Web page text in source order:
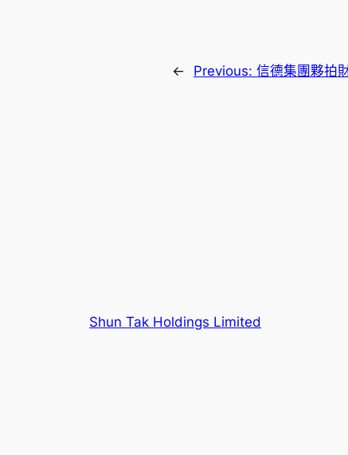
← Previous: 信德集團夥拍
Shun Tak Holdings Limited